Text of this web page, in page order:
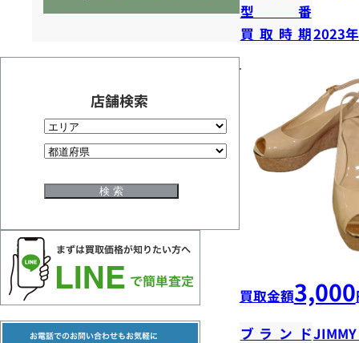
店舗検索
型番
買取時期2023
買取金額3,000
ブランド